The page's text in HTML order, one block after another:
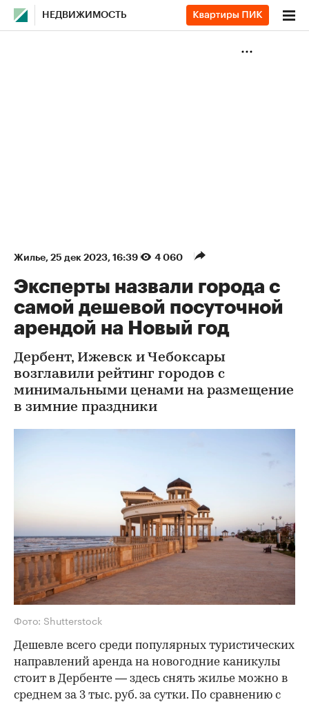
НЕДВИЖИМОСТЬ
Жилье⁠, 25 дек 2023, 16:39 4 060
Эксперты назвали города с
самой дешевой посуточной
арендой на Новый год
Дербент, Ижевск и Чебоксары
возглавили рейтинг городов с
минимальными ценами на размещение
в зимние праздники
Фото: Shutterstock
Дешевле всего среди популярных туристических
направлений аренда на новогодние каникулы
стоит в Дербенте — здесь снять жилье можно в
среднем за 3 тыс. руб. за сутки. По сравнению с